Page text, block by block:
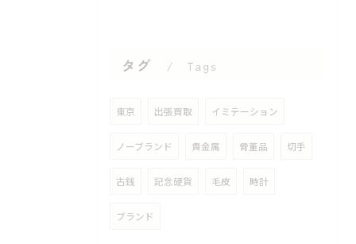
タグ Tags
東京 出張買取 イミテーション
ノーブランド 貴金属 骨董品 切手
古銭 記念硬貨 毛皮 時計
ブランド